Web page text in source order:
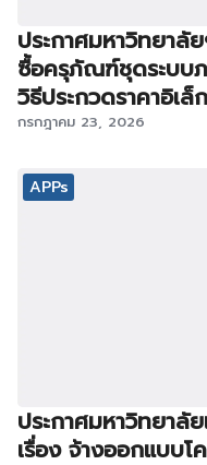
ประกาศมหาวิทยาลั
ซื้อครุภัณฑ์ชุดระบบ
วิธีประกวดราคาอิ
กรกฎาคม 23, 2026
APPs
ประกาศมหาวิทยาลั
เรื่อง จ้างออกแบบโ